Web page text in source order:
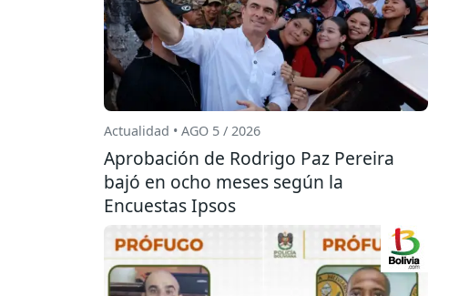
Actualidad • AGO 5 / 2026
Aprobación de Rodrigo Paz Pereira
bajó en ocho meses según la
Encuestas Ipsos